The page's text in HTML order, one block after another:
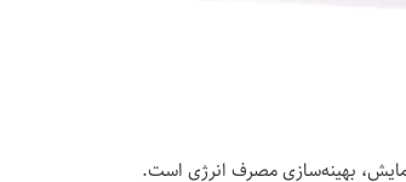
بهینه‌سازی مصرف انرژی است.